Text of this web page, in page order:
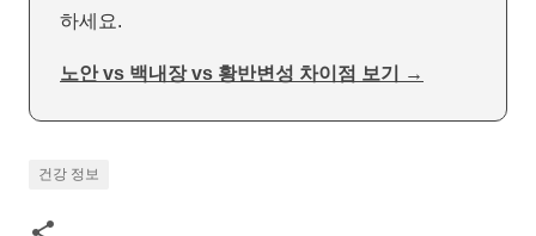
하세요.
노안 vs 백내장 vs 황반변성 차이점 보기 →
건강 정보